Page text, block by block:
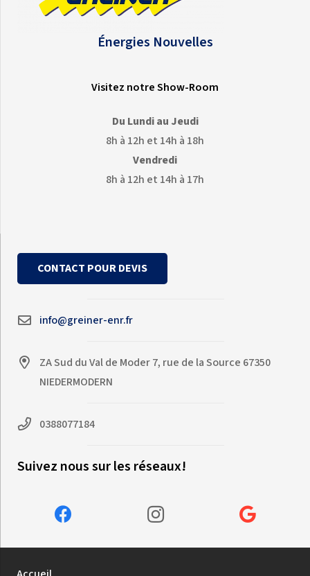
Énergies Nouvelles
Visitez notre Show-Room
Du Lundi au Jeudi
8h à 12h et 14h à 18h
Vendredi
8h à 12h et 14h à 17h
CONTACT POUR DEVIS
info@greiner-enr.fr
ZA Sud du Val de Moder 7, rue de la Source 67350
NIEDERMODERN
0388077184
Suivez nous sur les réseaux!